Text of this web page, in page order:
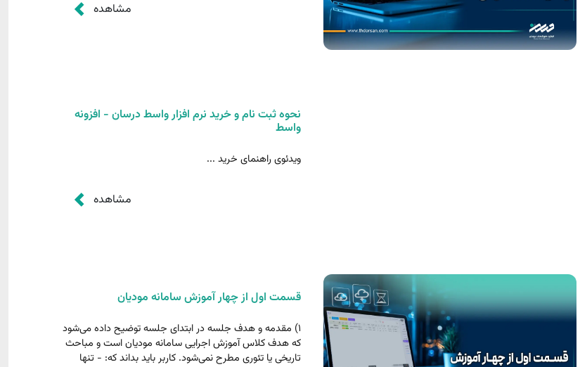
مشاهده
نحوه ثبت نام و خرید نرم افزار واسط درسان - افزونه
واسط
ویدئوی راهنمای خرید ...
مشاهده
قسمت اول از چهار آموزش سامانه مودیان
1) مقدمه و هدف جلسه در ابتدای جلسه توضیح داده می‌شود
که هدف کلاس آموزش اجرایی سامانه مودیان است و مباحث
تاریخی یا تئوری مطرح نمی‌شود. کاربر باید بداند که: - تنها